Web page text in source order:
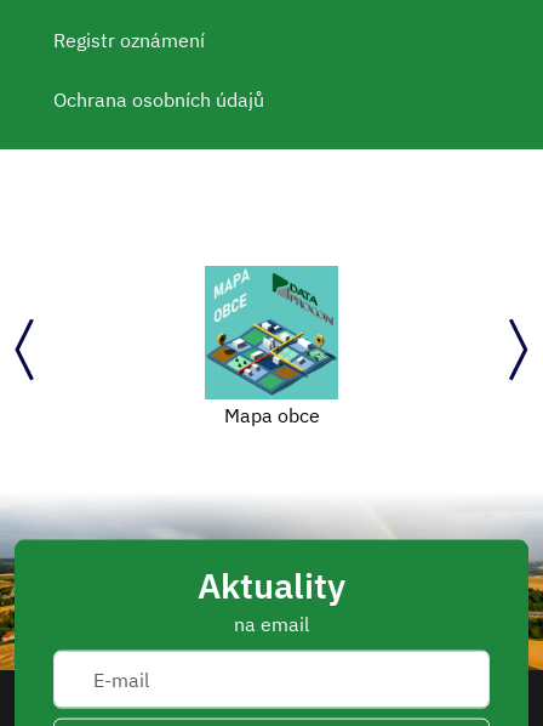
Registr oznámení
Ochrana osobních údajů
Mapa obce
Aktuality
na email